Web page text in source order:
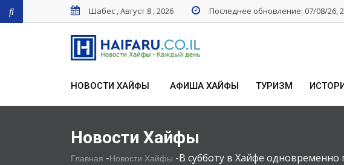
Шабес , Август 8 , 2026 Последнее обновление: 07/08/26,
НОВОСТИ ХАЙФЫ АФИША ХАЙФЫ ТУРИЗМ
Новости Хайфы
Главная -Новости Хайфы -В субботу в Хайфе одновременно